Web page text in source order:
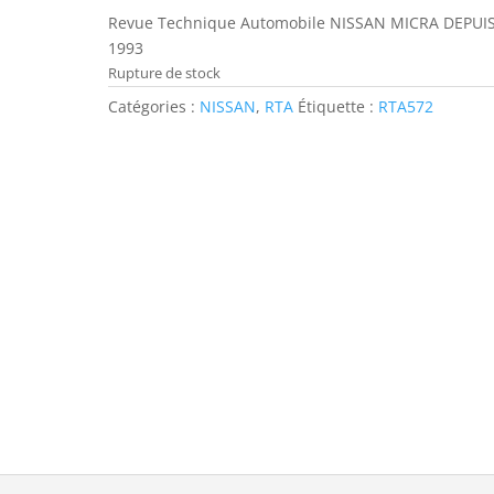
Revue Technique Automobile NISSAN MICRA
1993
Rupture de stock
Catégories : NISSAN, RTA Étiquette : RTA572